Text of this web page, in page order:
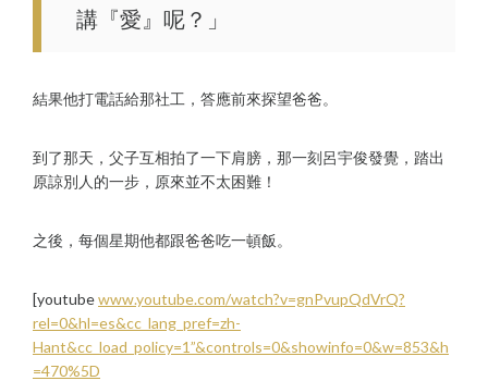
講『愛』呢？」
結果他打電話給那社工，答應前來探望爸爸。
到了那天，父子互相拍了一下肩膀，那一刻呂宇俊發覺，踏出
原諒別人的一步，原來並不太困難！
之後，每個星期他都跟爸爸吃一頓飯。
[youtubewww.youtube.com/watch?v=gnPvupQdVrQ?
rel=0&hl=es&cc_lang_pref=zh-
Hant&cc_load_policy=1”&controls=0&showinfo=0&w=853&h
=470%5D